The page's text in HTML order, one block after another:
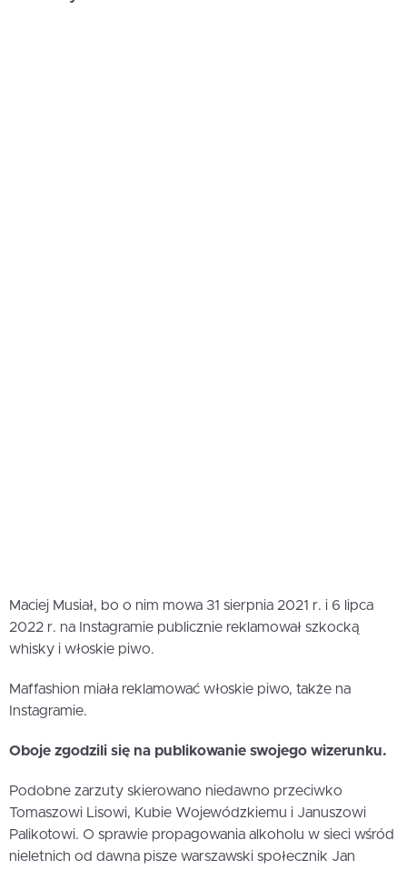
Maciej Musiał, bo o nim mowa 31 sierpnia 2021 r. i 6 lipca
2022 r. na Instagramie publicznie reklamował szkocką
whisky i włoskie piwo.
Maffashion miała reklamować włoskie piwo, także na
Instagramie.
Oboje zgodzili się na publikowanie swojego wizerunku.
Podobne zarzuty skierowano niedawno przeciwko
Tomaszowi Lisowi, Kubie Wojewódzkiemu i Januszowi
Palikotowi. O sprawie propagowania alkoholu w sieci wśród
nieletnich od dawna pisze warszawski społecznik Jan